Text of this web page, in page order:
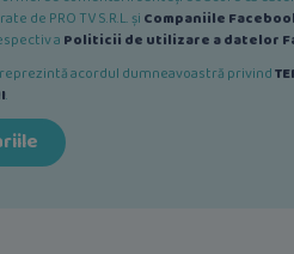
de PRO TV S.R.L. și Companiile
a Politicii de utilizare a datelor
acordul dumneavoastră privind
.